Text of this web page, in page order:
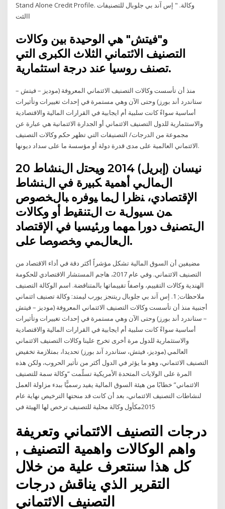
Stand Alone Credit Profile. وكالة. " إس آند بي جلوبال للتصنيفات
االئت
و"فيتش" هي الوحيدة بين وكالات
التصنيف الائتماني الثلاث الكبرى التي
تصنف روسيا عند درجة استثمارية.
منذ أن تأسست وكالات التصنيف الائتماني المعروفة (موديز – فيتش –
ستاندرد أند بورز) وحتى الآن وهي مستمرة في إحداث تغييرات وتأثيرات
أساسية سواءً كانت سلبية أم ايجابية في القرارات المالية والاقتصادية
والاستثمارية للدول التصنيف الائتماني أو الجدارة الائتمانية هي عبارة عن
مجموعة من الدرجات/ التصنيفات التي تظهر حكم وكالات التصنيف
الائتماني العالمية على مدى قدرة دولة أو مؤسسة ما على سداد ديونها.
20 نيسان (إبريل) 2014 وﻴﺤﺘل اﻝﻨﺸﺎط
اﻝﻤﺎﻝﻲ أﻫﻤﻴﺔ ﻜﺒﻴرة ﻓﻲ اﻝﻨﺸﺎط
اﻹﻗﺘﺼﺎدي، ﻨظرا ﻝﻤﺎ ﻴوﻓرﻩ ﺒﺎﻝﺨﺼوص
ﻤن ﺴﻴوﻝﺔ ت اﻝﺘﻨﻘﻴط أو وﻜﺎﻻت
اﻝﺘﺼﻨﻴف دورا ﻤﻬﻤﺎ ورﺌﻴﺴﻴﺎ ﻓﻲ اﻹﻗﺘﺼﺎد
اﻝﻌﺎﻝﻤﻲ وﺨﺼوﺼﺎ ﻋﻠﻰ.
مضيفين أن السوق المالية تشكل مؤشراً أكثر دقة في أداء الاقتصاد من
التصنيف الائتماني. وفي عام 2017، هاجم المستشار الاقتصادي للحكومة
الهندية وكالات التقييم، واصفاً تقييماتها بالمتناقضة. اسم الوكالة التصنيف
ملاحظات; 1. إس آند بي جلوبال ريتنجز يورب ليمتد: وكالة تصنيف ائتماني
أجنبية منذ أن تأسست وكالات التصنيف الائتماني المعروفة (موديز – فيتش
– ستاندرد أند بورز) وحتى الآن وهي مستمرة في إحداث تغييرات وتأثيرات
أساسية سواءً كانت سلبية أم ايجابية في القرارات المالية والاقتصادية
والاستثمارية للدول مرة أخرى تخرج علينا وكالات التصنيف الائتماني
العالمي (موديز، فيتش، ستاندرد آند بورز) تحديدا، بمتلازمة تخفيض
التصنيف الائتماني، وهو ما يؤثر في الدول أكثر من تأثير الحروب، ولكن هذه
المرة على الولايات المتحدة الأمريكية تسلّمت “وكالة سمة للتصنيف
الائتماني” خطابًا من هيئة السوق المالية يفيد رسميًّا ببدء مزاولة العمل
لنشاطات التصنيف الائتماني، بعد أن كانت قد منحتها الترخيص نهاية عام
2015مكأول وكالة محلية للتصنيف ترخص لها الهيئة في
درجات التصنيف الائتماني وتعريفة
واهم الوكالات واهمية التصنيف ,
كل هذا سنتعرف علية من خلال
التقرير الذي يناقش درجات
التصنيف الائتماني